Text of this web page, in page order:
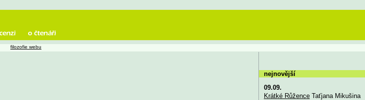
filozofie webu
nejnovější
09.09.
Krátké RůženceTaťjana Mikušina